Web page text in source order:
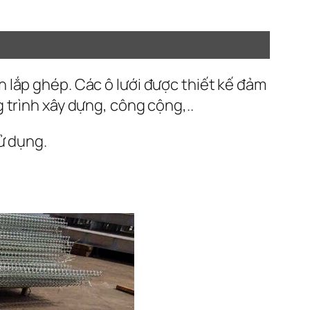
ghép. Các ô lưới được thiết kế đảm
trình xây dựng, công cộng,..
dụng.